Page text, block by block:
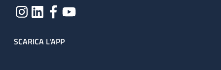
SCARICA L'APP